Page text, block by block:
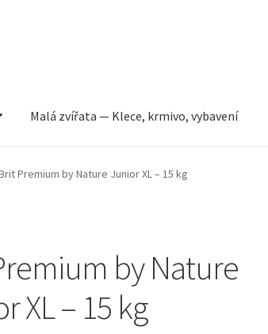
Malá zvířata — Klece, krmivo, vybavení
Obchod Pokladna Vše pro kočky
Premium by Nature Junior XL – 15 kg
by Nature
XL – 15 kg